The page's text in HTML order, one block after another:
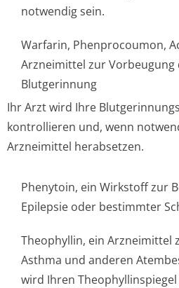
notwendig sein.
Warfarin, Phenprocoumon,
Arzneimittel zur
Blutgerinnung
Ihr Arzt wird Ihre
kontrollieren und, wenn
Arzneimittel herabsetzen.
Phenytoin, ein Wirkstoff zur
Epilepsie oder bestimmter
Theophyllin, ein Arzneimittel
Asthma und anderen
wird Ihren